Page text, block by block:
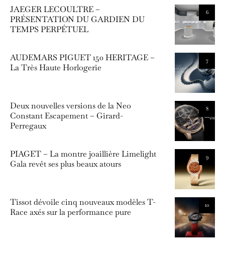
6
JAEGER LECOULTRE –
PRÉSENTATION DU GARDIEN DU
TEMPS PERPÉTUEL
7
AUDEMARS PIGUET 150 HERITAGE –
La Très Haute Horlogerie
8
Deux nouvelles versions de la Neo
Constant Escapement – Girard-
Perregaux
9
PIAGET – La montre joaillière Limelight
Gala revêt ses plus beaux atours
10
Tissot dévoile cinq nouveaux modèles T-
Race axés sur la performance pure